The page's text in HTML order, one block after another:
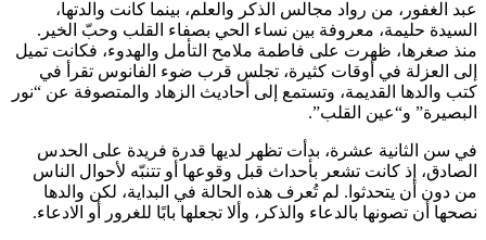
عبد الغفور، من رواد مجالس الذكر والعلم، بينما كانت والدتها،
السيدة حليمة، معروفة بين نساء الحي بصفاء القلب وحبّ الخير.
منذ صغرها، ظهرت على فاطمة ملامح التأمل والهدوء، فكانت تميل
إلى العزلة في أوقات كثيرة، تجلس قرب ضوء الفانوس تقرأ في
كتب والدها القديمة، وتستمع إلى أحاديث الزهاد والمتصوفة عن “نور
البصيرة” و“عين القلب”.
في سن الثانية عشرة، بدأت تظهر لديها قدرة فريدة على الحدس
الصادق، إذ كانت تشعر بأحداث قبل وقوعها أو تتنبّه لأحوال الناس
من دون أن يتحدثوا. لم تُعرف هذه الحالة في البداية، لكن والدها
نصحها أن تصونها بالدعاء والذكر، وألا تجعلها بابًا للغرور أو الادعاء.